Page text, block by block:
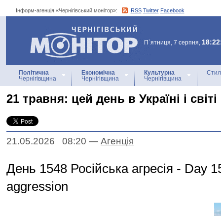
Інформ-агенція «Чернігівський монітор»: RSS Twitter Facebook
Інформ-агенція
«Чернігівський монітор»
П`ятниця, 7 серпня,
Політична
Чернігівщина
Економічна
Чернігівщина
Культурна
Чернігівщина
21 травня: цей день в Україні і світі
21.05.2026 08:20 — Агенцiя
День 1548 Російська агресія - Day
aggression